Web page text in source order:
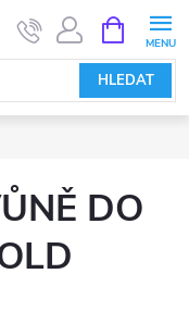
HLEDAT
NÁKUPNÍ
KOŠÍK
DO